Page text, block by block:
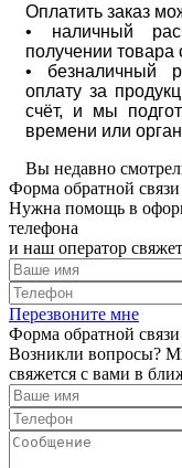
Оплатить заказ
• наличный
получении товара
• безналичный
оплату за
счёт, и мы
времени или
Вы недавно
Форма обратной связи
Нужна помощь в
телефона
и наш оператор
Перезвоните мне
Форма обратной связи
Возникли вопросы?
свяжется с вами в